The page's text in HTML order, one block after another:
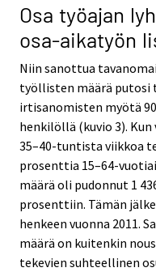
Osa työajan
osa-aikatyön
Niin sanottua
työllisten määrä putosi
irtisanomisten myötä
henkilöllä (kuvio 3).
35–40-tuntista viikkoa
prosenttia 15–64-
määrä oli pudonnut 1
prosenttiin. Tämän
henkeen vuonna 2011.
määrä on kuitenkin
tekevien suhteellinen